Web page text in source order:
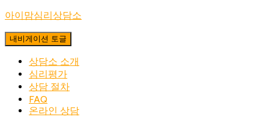
아이맘심리상담소
내비게이션 토글
상담소 소개
심리평가
상담 절차
FAQ
온라인 상담